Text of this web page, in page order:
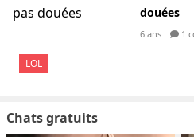
LOL
douées
6 ans 1
Chats gratuits